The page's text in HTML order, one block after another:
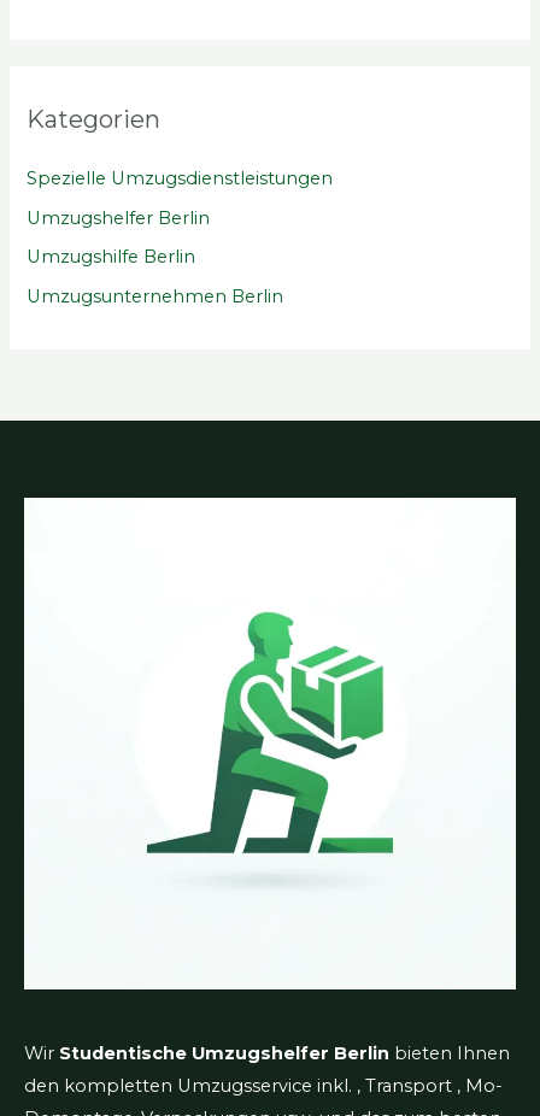
Kategorien
Spezielle Umzugsdienstleistungen
Umzugshelfer Berlin
Umzugshilfe Berlin
Umzugsunternehmen Berlin
Wir Studentische Umzugshelfer Berlin bieten Ihnen
den kompletten Umzugsservice inkl. , Transport , Mo-